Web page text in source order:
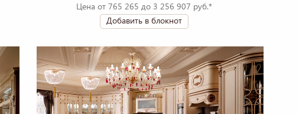
Цена от 765 265 до 3 256 907 руб.*
Добавить в блокнот